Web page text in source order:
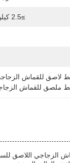
≥2.5 كيلو فولت
لاصق للقماش
ملصق للقماش